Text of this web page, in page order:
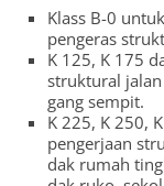
Klass B-0
pengeras
K 125, K 175
struktural
gang sempit.
K 225, K 250,
pengerjaan
dak rumah